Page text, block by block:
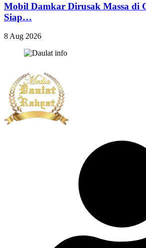
Mobil Damkar Dirusak Massa di
Siap…
8 Aug 2026